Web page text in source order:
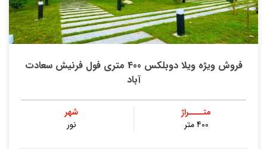
فروش ویژه ویلا دوبلکس 400 متری فول فرنیش سعادت
آباد
متــــراژ
400 متر
شهر
نور